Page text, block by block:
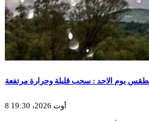
يوم الاحد : سحب قليلة وحرارة مرتفعة
8 أوت 2026، 19:30